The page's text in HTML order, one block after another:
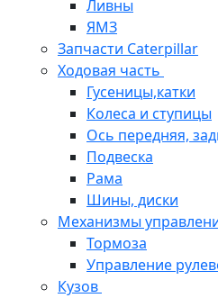
Ливны
ЯМЗ
Запчасти Caterpillar
Ходовая часть
Гусеницы,катки
Колеса и ступицы
Ось передняя,
Подвеска
Рама
Шины, диски
Механизмы
Тормоза
Управление
Кузов